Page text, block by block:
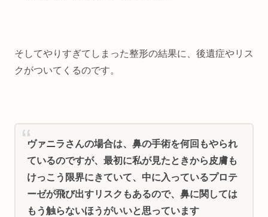
そしてやりすぎてしまった整形の結果に、後遺症やリス
クがついてくるのです。
ヴァニラさんの場合は、鼻の手術を何回もやられ
ているのですが、最初に私が見たときから皮膚も
けっこう限界にきていて、中に入っているプロテ
ーゼが飛び出すリスクもあるので、鼻に関しては
もう触らないほうがいいと思っています